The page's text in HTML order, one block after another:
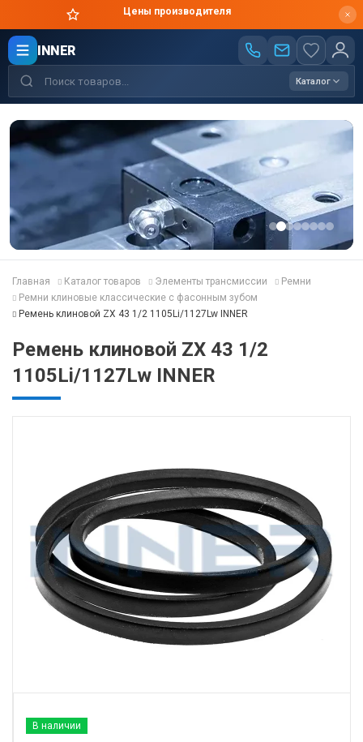
Цены производителя
INNER
Каталог
Главная Каталог товаров Элементы трансмиссии
Ремни
Ремни клиновые классические с фасонным зубом
Ремень клиновой ZX 43 1/2 1105Li/1127Lw INNER
Ремень клиновой ZX 43 1/2
1105Li/1127Lw INNER
В наличии